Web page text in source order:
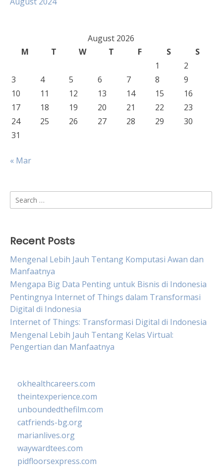
August 2026
M
T W T F S
S
1
2
3
4 5 6 7 8
9
10
11 12 13 14 15
16
17
18 19 20 21 22
23
24
25 26 27 28 29
30
31
« Mar
Search
for:
Recent Posts
Mengenal Lebih Jauh Tentang Komputasi Awan dan
Manfaatnya
Mengapa Big Data Penting untuk Bisnis di Indonesia
Pentingnya Internet of Things dalam Transformasi
Digital di Indonesia
Internet of Things: Transformasi Digital di Indonesia
Mengenal Lebih Jauh Tentang Kelas Virtual:
Pengertian dan Manfaatnya
okhealthcareers.com
theintexperience.com
unboundedthefilm.com
catfriends-bg.org
marianlives.org
waywardtees.com
pidfloorsexpress.com